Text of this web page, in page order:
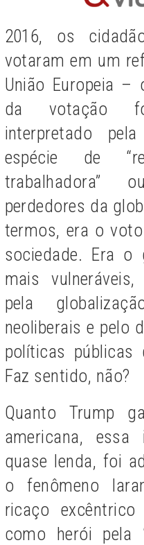
2016, os
votaram em um
União Europeia –
da votação
interpretado
espécie de
trabalhadora”
perdedores da
termos, era o
sociedade. Era
mais
pela
neoliberais e pelo
políticas públicas
Faz sentido, não?
Quanto Trump
americana, essa
quase lenda, foi
o fenômeno
ricaço
como herói pela